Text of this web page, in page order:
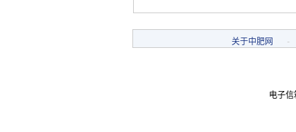
关于中肥网 -
电子